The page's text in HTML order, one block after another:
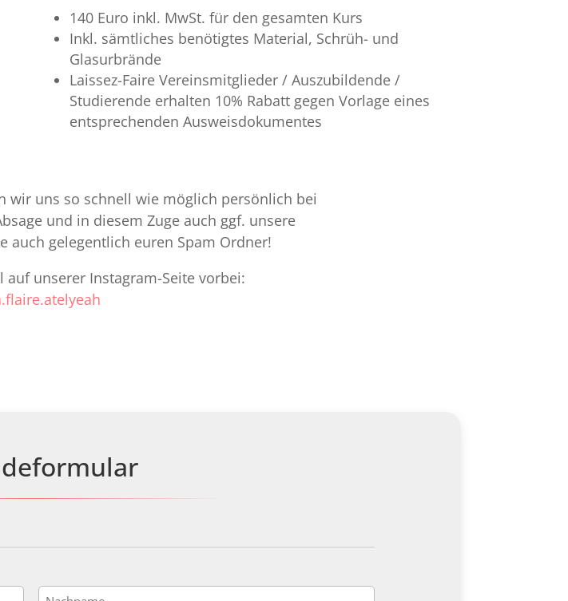
140 Euro inkl. MwSt. für den gesamten Kurs
Inkl. sämtliches benötigtes Material, Schrüh- und
Glasurbrände
Laissez-Faire Vereinsmitglieder / Auszubildende /
Studierende erhalten 10% Rabatt gegen Vorlage eines
entsprechenden Ausweisdokumentes
wir uns so schnell wie möglich persönlich bei
und in diesem Zuge auch ggf. unsere
auch gelegentlich euren Spam Ordner!
unserer Instagram-Seite vorbei: